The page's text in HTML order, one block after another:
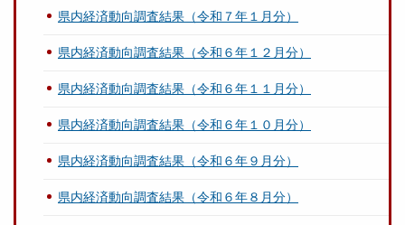
県内経済動向調査結果（令和７年１月分）
県内経済動向調査結果（令和６年１２月分）
県内経済動向調査結果（令和６年１１月分）
県内経済動向調査結果（令和６年１０月分）
県内経済動向調査結果（令和６年９月分）
県内経済動向調査結果（令和６年８月分）